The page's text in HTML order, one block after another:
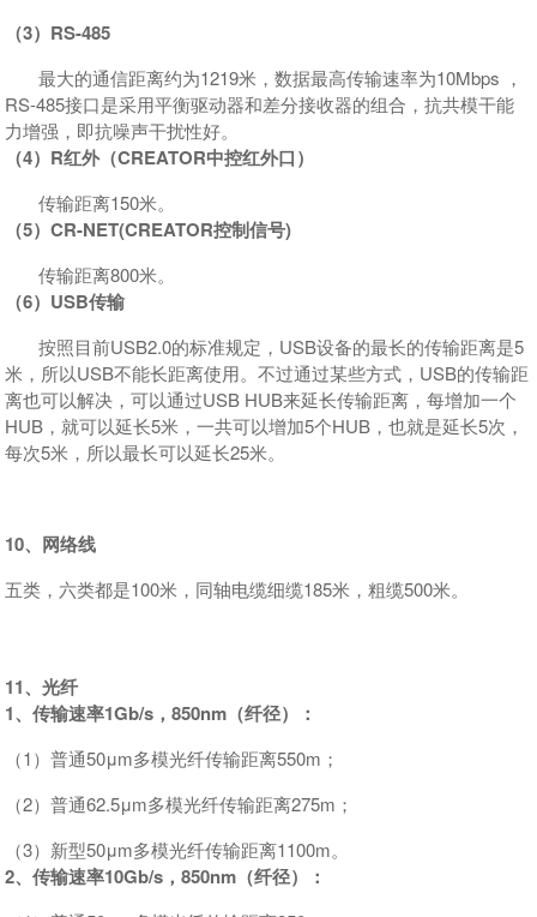
（3）RS-485
最大的通信距离约为1219米，数据最高传输速率为10Mbps ，
RS-485接口是采用平衡驱动器和差分接收器的组合，抗共模干能
力增强，即抗噪声干扰性好。
（4） R红外（CREATOR中控红外口）
传输距离150米。
（5）CR-NET(CREATOR控制信号)
传输距离800米。
（6） USB传输
按照目前USB2.0的标准规定，USB设备的最长的传输距离是5
米，所以USB不能长距离使用。不过通过某些方式，USB的传输距
离也可以解决，可以通过USB HUB来延长传输距离，每增加一个
HUB，就可以延长5米，一共可以增加5个HUB，也就是延长5次，
每次5米，所以最长可以延长25米。
10、网络线
五类，六类都是100米，同轴电缆细缆185米，粗缆500米。
11、光纤
1、传输速率1Gb/s，850nm（纤径）：
（1）普通50μm多模光纤传输距离550m；
（2）普通62.5μm多模光纤传输距离275m；
（3）新型50μm多模光纤传输距离1100m。
2、传输速率10Gb/s，850nm（纤径）：